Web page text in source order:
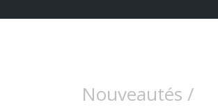
Nouveautés /